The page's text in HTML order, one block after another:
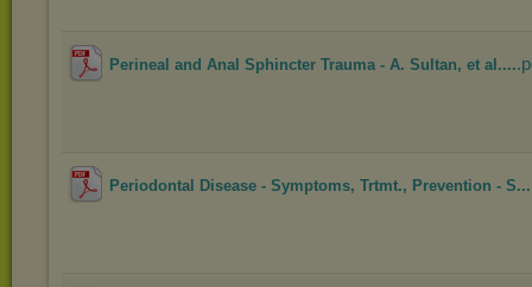
Perineal and Anal Sphincter Trauma - A. Sultan, et al....
Periodontal Disease - Symptoms, Trtmt., Prevention - S...